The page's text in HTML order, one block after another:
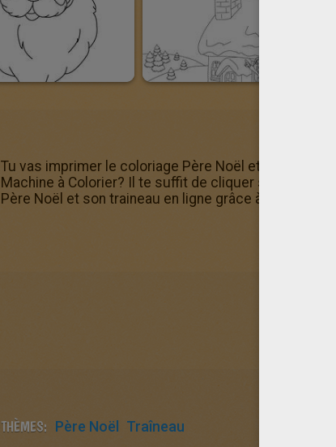
Tu vas imprimer le coloriage Père Noël et son
Machine à Colorier? Il te suffit de cliquer sur
Père Noël et son traineau en ligne grâce à la machine
THÈMES: Père Noël Traîneau